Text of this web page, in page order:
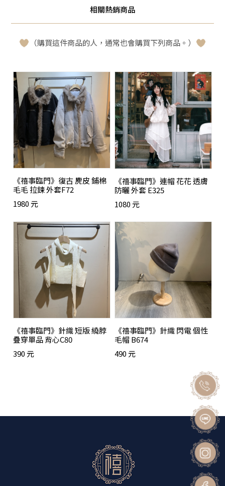
相關熱銷商品
（購買這件商品的人，通常也會購買下列商品。）
《禧事臨門》復古 麂皮 鋪棉
毛毛 拉鍊 外套F72
1980 元
《禧事臨門》連帽 花花 透膚
防曬 外套 E325
1080 元
《禧事臨門》針織 短版 繞脖
疊穿單品 背心C80
390 元
《禧事臨門》針織 閃電 個性
毛帽 B674
490 元